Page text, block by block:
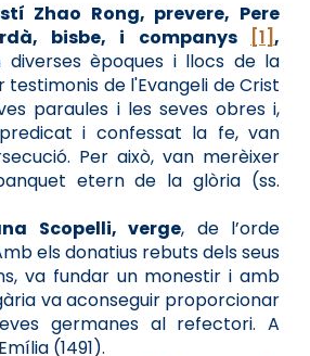
Zhao Rong, prevere, Pere
bisbe, i companys
[1],
diverses èpoques i llocs de la
testimonis de l'Evangeli de Crist
paraules i les seves obres i,
i confessat la fe, van
Per això, van merèixer
etern de la glòria (ss.
Scopelli, verge, de l’orde
els donatius rebuts dels seus
va fundar un monestir i amb
va aconseguir proporcionar
germanes al refectori. A
(1491).